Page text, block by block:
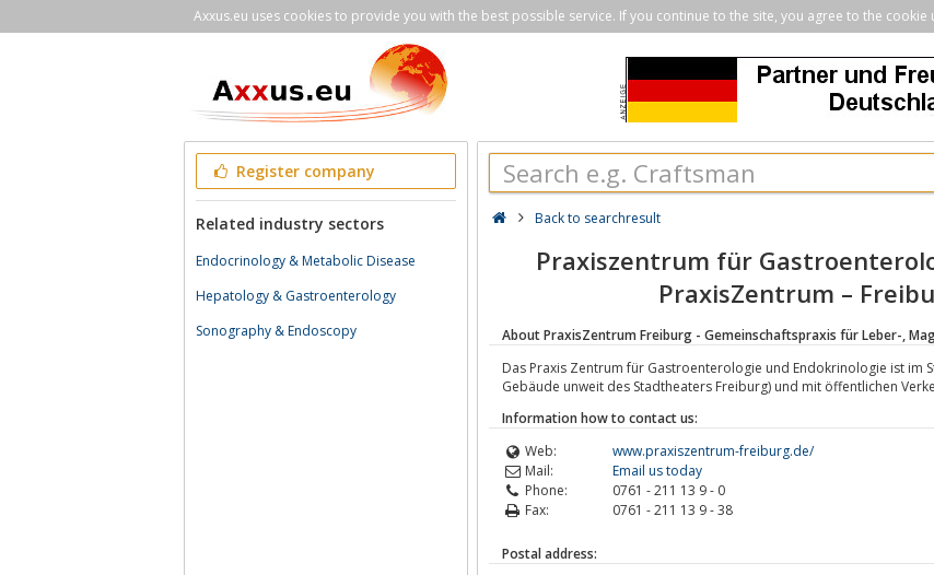
Axxus.eu uses cookies to provide you with the best possible service. If you continue to the site, you agree to the cookie
Register company
Related industry sectors
Endocrinology & Metabolic Disease
Hepatology & Gastroenterology
Sonography & Endoscopy
Back to searchresult
Praxiszentrum für
PraxisZentrum –
About PraxisZentrum Freiburg - Gemeinschaftspraxis für Leber-,
Das Praxis Zentrum für Gastroenterologie und Endokrinologie ist im
Gebäude unweit des Stadtheaters Freiburg) und mit öffentlichen
Information how to contact us:
Web:
www.praxiszentrum-freiburg.de/
Mail:
Email us today
Phone:
0761 - 211 13 9 - 0
Fax:
0761 - 211 13 9 - 38
Postal address: